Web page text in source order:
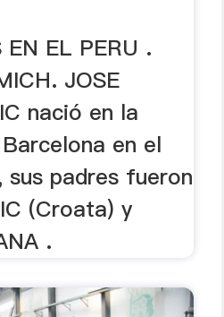
EN EL PERU .
JOSE
nació en la
en el
sus padres fueron
(Croata) y
.